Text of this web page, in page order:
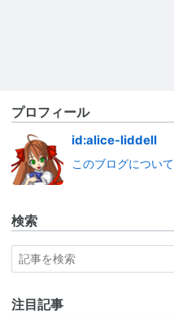
プロフィール
id:alice-liddell
このブログについて
検索
注目記事